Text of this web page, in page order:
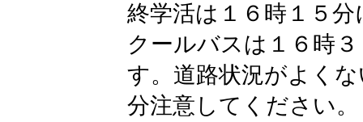
終学活は１６時１５
クールバスは１６時
す。道路状況がよく
分注意してください。